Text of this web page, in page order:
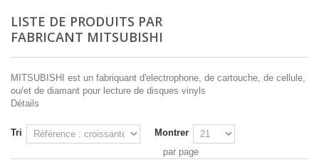
LISTE DE PRODUITS PAR
FABRICANT MITSUBISHI
MITSUBISHI est un fabriquant d'electrophone, de cartouche, de cellule,
ou/et de diamant pour lecture de disques vinyls
Détails
Tri
Montrer
par page